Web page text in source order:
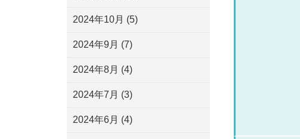
2024年10月 (5)
2024年9月 (7)
2024年8月 (4)
2024年7月 (3)
2024年6月 (4)